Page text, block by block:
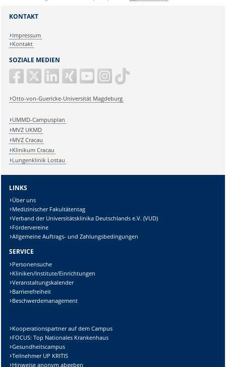
SOZIALE MEDIEN
Otto-von-Guericke-Universität Magdeburg
KONTAKT
Impressum
Kontakt
UMMD-Campusplan
MVZ UKMD
MVZ Cracau
Klinikum Cracau
Lungenklinik Lostau
LINKS
Über uns
Medizinischer Fakultätentag
Verband der Universitätsklinika Deutschlands e.V. (VUD)
Fördervereine
Allgemeine Auftrags- und Zahlungsbedingungen
SERVICE
Personensuche
Kliniken/Institute/Einrichtungen
Veranstaltungskalender
Barrierefreiheit
Beschwerdemanagement
Kooperationspartner auf dem Campus
FOCUS: Top Nationales Krankenhaus
Gesundheitscampus
Teilnehmer UP KRITIS
Hinweise anonym abgeben